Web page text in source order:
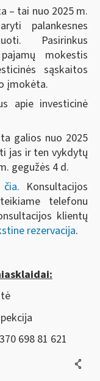
– tai nuo 2025 m.
palankesnes
Pasirinkus
mokestis
sąskaitos
įmokėta.
apie investicinė
galios nuo 2025
jas ir ten vykdytų
gegužės 4 d.
čia. Konsultacijos
telefonu
klientų
rezervacija.
698 81 621